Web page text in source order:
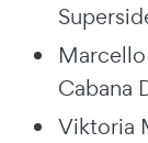
Cabana
Viktoria